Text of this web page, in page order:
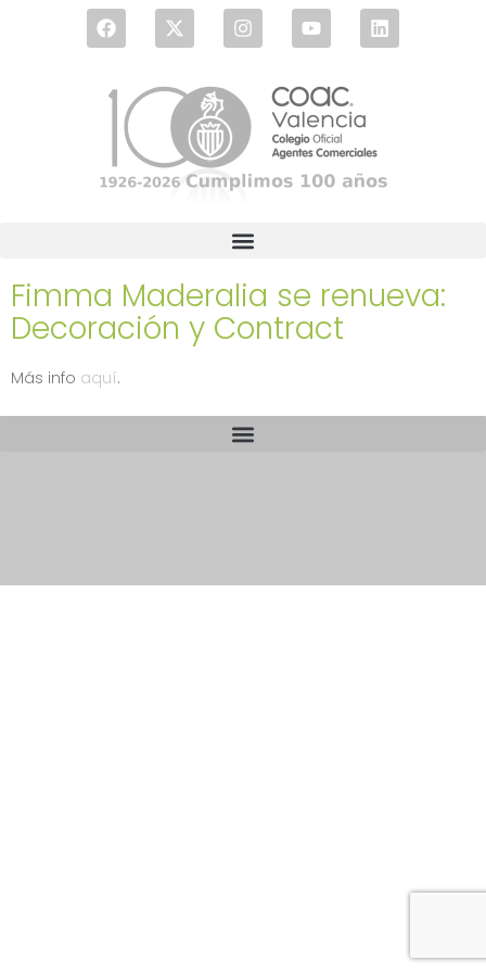
Fimma Maderalia se renueva:
Decoración y Contract
Más info aquí.